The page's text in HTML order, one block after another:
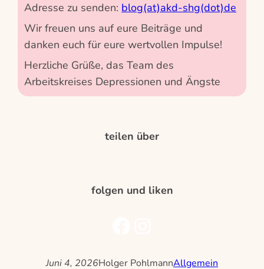
Adresse zu senden: blog(at)akd-shg(dot)de
Wir freuen uns auf eure Beiträge und
danken euch für eure wertvollen Impulse!
Herzliche Grüße, das Team des
Arbeitskreises Depressionen und Ängste
teilen über
folgen und liken
Juni 4, 2026Holger PohlmannAllgemein